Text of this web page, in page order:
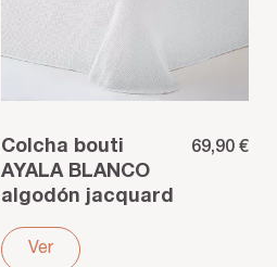
Colcha bouti
AYALA BLANCO
algodón jacquard
waffle nido de
abeja
69,90 €
Ver